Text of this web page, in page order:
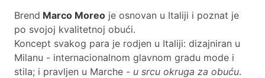
Brend Marco Moreo je osnovan u Italiji i poznat je
po svojoj kvalitetnoj obući.
Koncept svakog para je rodjen u Italiji: dizajniran u
Milanu - internacionalnom glavnom gradu mode i
stila; i pravljen u Marche - u srcu okruga za obuću.